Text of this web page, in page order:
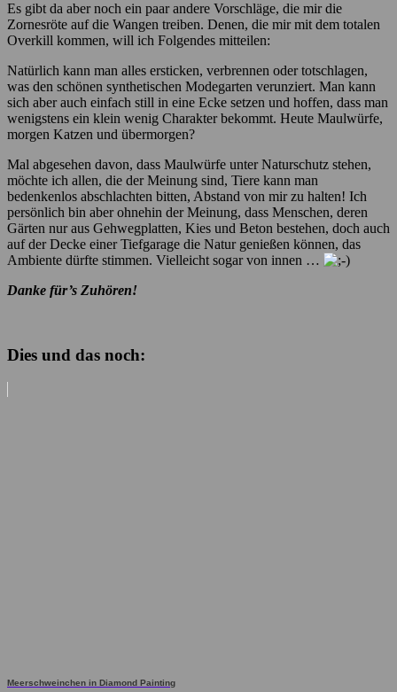
Es gibt da aber noch ein paar andere Vorschläge, die mir die
Zornesröte auf die Wangen treiben. Denen, die mir mit dem totalen
Overkill kommen, will ich Folgendes mitteilen:
Natürlich kann man alles ersticken, verbrennen oder totschlagen,
was den schönen synthetischen Modegarten verunziert. Man kann
sich aber auch einfach still in eine Ecke setzen und hoffen, dass man
wenigstens ein klein wenig Charakter bekommt. Heute Maulwürfe,
morgen Katzen und übermorgen?
Mal abgesehen davon, dass Maulwürfe unter Naturschutz stehen,
möchte ich allen, die der Meinung sind, Tiere kann man
bedenkenlos abschlachten bitten, Abstand von mir zu halten! Ich
persönlich bin aber ohnehin der Meinung, dass Menschen, deren
Gärten nur aus Gehwegplatten, Kies und Beton bestehen, doch auch
auf der Decke einer Tiefgarage die Natur genießen können, das
Ambiente dürfte stimmen. Vielleicht sogar von innen …
Danke für’s Zuhören!
Dies und das noch:
Meerschweinchen in Diamond Painting